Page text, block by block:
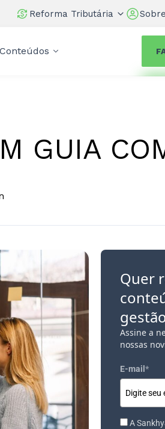
Reforma Tributária Sobre
Conteúdos
GUIA
Quer
Assine a
nossas
E-mail *
A